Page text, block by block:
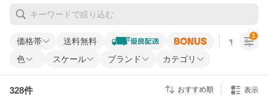
価格帯 送料無料 すべての条
色 スケール ブランド カテゴリ
1
328件 おすすめ順 表示